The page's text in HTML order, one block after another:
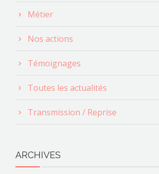
Métier
Nos actions
Témoignages
Toutes les actualités
Transmission / Reprise
ARCHIVES